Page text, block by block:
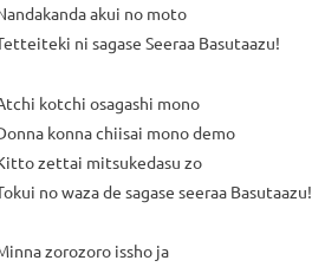
akui no moto
ni sagase Seeraa Basutaazu!
kotchi osagashi mono
konna chiisai mono demo
zettai mitsukedasu zo
no waza de sagase seeraa Basutaazu!
zorozoro issho ja